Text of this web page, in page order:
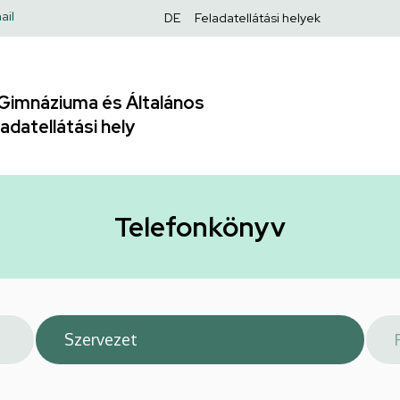
Felső
DE Feladatellátási helyek
és Általános
hely
Telefonkönyv